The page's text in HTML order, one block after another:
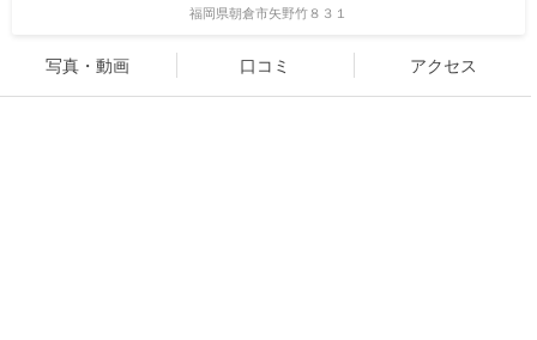
福岡県朝倉市矢野竹８３１
写真・動画 口コミ アクセス